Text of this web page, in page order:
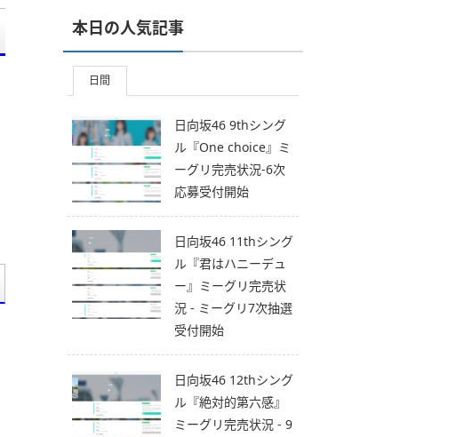
本日の人気記事
日間
日向坂46 9thシング
ル『One choice』ミ
ーグリ完売状況-6次
応募受付開始
日向坂46 11thシング
ル『君はハニーデュ
ー』ミーグリ完売状
況 - ミーグリ7次抽選
受付開始
日向坂46 12thシング
ル『絶対的第六感』
ミーグリ完売状況 - 9